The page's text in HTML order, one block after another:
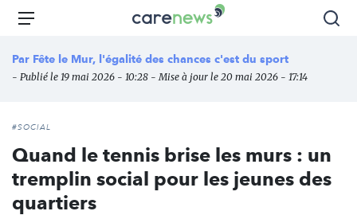
Aller
principal
Carenews,
média
des
Menu
Par Fête le Mur, l'égalité des chances c'est du sport
- Publié le 19 mai 2026 - 10:28 - Mise à jour le 20 mai 2026 - 17:14
#SOCIAL
Quand le tennis brise les murs : un
tremplin social pour les jeunes des
quartiers